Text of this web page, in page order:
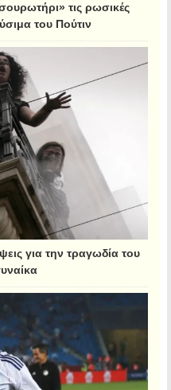
τις ρωσικές
του Πούτιν
για την τραγωδία του